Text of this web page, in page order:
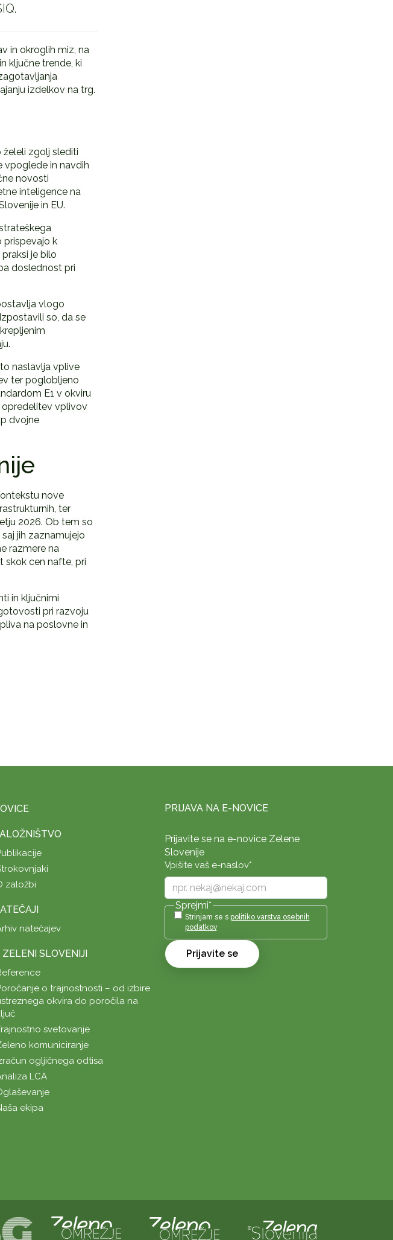
in okroglih miz, na
ključne trende, ki
izdelkov na trg.
želeli zgolj slediti
vpoglede in navdih
novosti
inteligence na
in EU.
prispevajo k
je bilo
doslednost pri
vlogo
so, da se
naslavlja vplive
ter poglobljeno
E1 v okviru
opredelitev vplivov
dvojne
nove
ter
2026. Ob tem so
jih zaznamujejo
razmere na
skok cen nafte, pri
in ključnimi
pri razvoju
na poslovne in
založbi
natečajev
ZELENI SLOVENIJI
o trajnostnosti – od izbire
okvira do poročila na
svetovanje
komuniciranje
ogljičnega odtisa
LCA
ekipa
PRIJAVA NA E-NOVICE
Prijavite se na e-novice Zelene
Slovenije
Vpišite vaš e-naslov*
Sprejmi*
Strinjam se s politiko varstva osebnih
podatkov
Prijavite se